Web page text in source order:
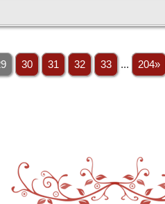
30 31 32 33 ... 204»